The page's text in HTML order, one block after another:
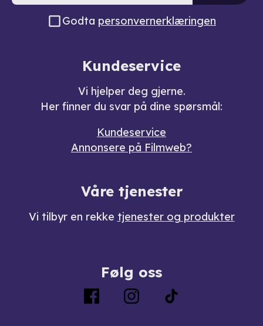
Godta personvernerklæringen
Kundeservice
Vi hjelper deg gjerne.
Her finner du svar på dine spørsmål:
Kundeservice
Annonsere på Filmweb?
Våre tjenester
Vi tilbyr en rekke tjenester og produkter
Følg oss